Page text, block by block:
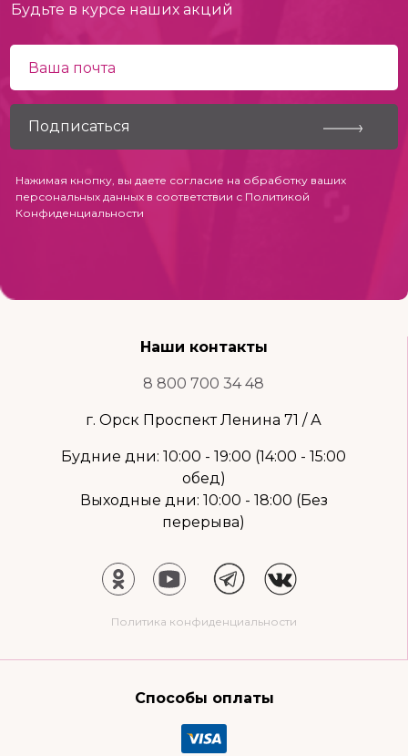
Будьте в курсе наших акций
Нажимая кнопку, вы даете согласие на обработку ваших
персональных данных в соответствии с Политикой
Конфиденциальности
Наши контакты
8 800 700 34 48
г. Орск Проспект Ленина 71 / А
Будние дни: 10:00 - 19:00 (14:00 - 15:00
обед)
Выходные дни: 10:00 - 18:00 (Без
перерыва)
Политика конфиденциальности
Способы оплаты